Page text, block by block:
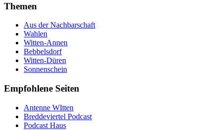
Themen
Aus der Nachbarschaft
Wahlen
Witten-Annen
Bebbelsdorf
Witten-Düren
Sonnenschein
Empfohlene Seiten
Antenne WItten
Breddeviertel Podcast
Podcast Haus